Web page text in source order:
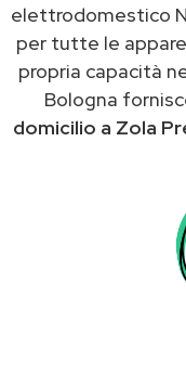
elettrodomestico
per tutte le
propria capacità
Bologna
domicilio a Zola